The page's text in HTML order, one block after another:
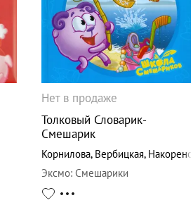
Нет в продаже
Толковый Словарик-
Смешарик
Корнилова, Вербицкая, Накоренок
Эксмо: Смешарики